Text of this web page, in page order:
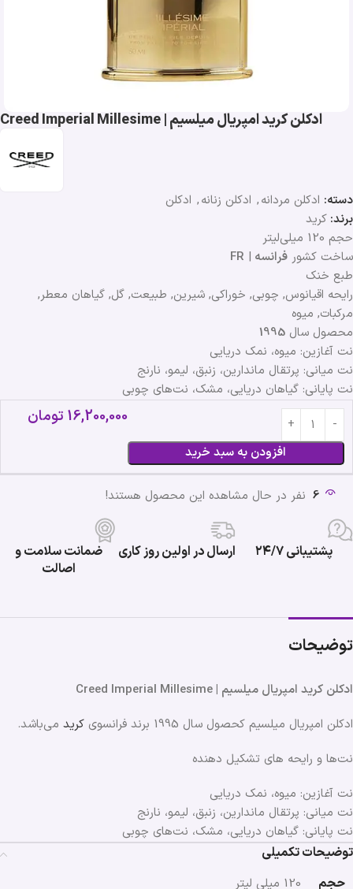
ادکلن کرید امپریال میلسیم | Creed Imperial Millesime
دسته: ادکلن مردانه, ادکلن زنانه, ادکلن
برند: کرید
حجم 120 میلی‌لیتر
ساخت کشور فرانسه |
FR
طبع خنک
رایحه اقیانوس, چوبی, خوراکی, شیرین, طبیعت, گل, گیاهان معطر,
مرکبات, میوه
محصول سال 1995
نت آغازین: میوه، نمک دریایی
نت میانی: پرتقال ماندارین، زنبق، لیمو، نارنج
نت پایانی: گیاهان دریایی، مشک، نت‌های چوبی
افزودن به سبد خرید
16,200,000 تومان
6 نفر در حال مشاهده این محصول هستند!
پشتیبانی ۲۴/۷ ارسال در اولین روز کاری
ضمانت سلامت و
اصالت
توضیحات
ادکلن کرید امپریال میلسیم | Creed Imperial Millesime
ادکلن امپریال میلسیم کحصول سال 1995 برند فرانسوی
کرید می‌باشد.
نت‌ها و رایحه های تشکیل دهنده
نت آغازین: میوه، نمک دریایی
نت میانی: پرتقال ماندارین، زنبق، لیمو، نارنج
نت پایانی: گیاهان دریایی، مشک، نت‌های چوبی
توضیحات تکمیلی
حجم
120 میلی لیتر